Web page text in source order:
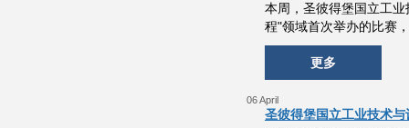
本周，圣彼得堡国立工
程"领域首次举办的比赛
更多
06 April
圣彼得堡国立工业技术